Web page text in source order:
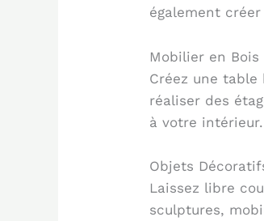
également
Mobilier en Bois
Créez une
réaliser des
à votre intérieur.
Objets
Laissez libre
sculptures,